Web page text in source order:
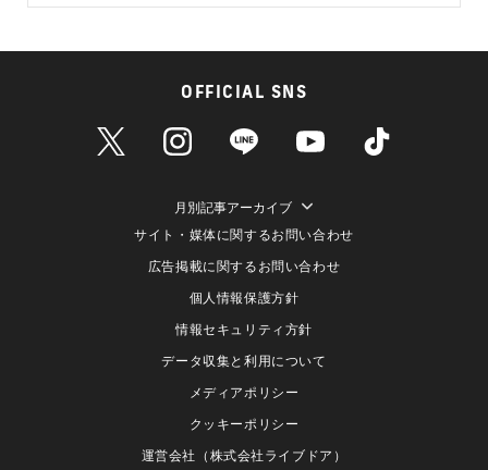
OFFICIAL SNS
月別記事アーカイブ
サイト・媒体に関するお問い合わせ
広告掲載に関するお問い合わせ
個人情報保護方針
情報セキュリティ方針
データ収集と利用について
メディアポリシー
クッキーポリシー
運営会社（株式会社ライブドア）